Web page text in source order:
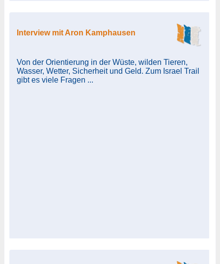
Interview mit Aron Kamphausen
Von der Orientierung in der Wüste, wilden Tieren,
Wasser, Wetter, Sicherheit und Geld. Zum Israel Trail
gibt es viele Fragen ...